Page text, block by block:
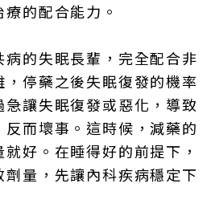
的配合能力。
的失眠長輩，完全配合非
停藥之後失眠復發的機率
讓失眠復發或惡化，導致
而壞事。這時候，減藥的
好。在睡得好的前提下，
量，先讓內科疾病穩定下